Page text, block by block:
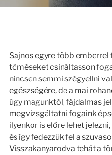
Sajnos egyre több emberrel
töméseket csináltasson
nincsen semmi szégyellni
egészségére, de a mai
úgy magunktól, fájdalmas
megvizsgáltatni fogaink
ilyenkor is előre lehet
és így fedezzük fel a
Visszakanyarodva tehát a